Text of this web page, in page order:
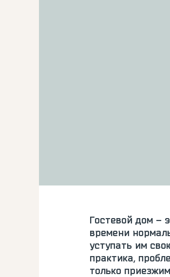
Гостевой дом –
времени
уступать им
практика,
только